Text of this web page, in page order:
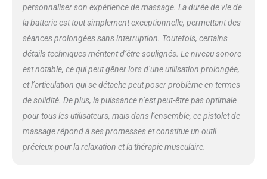
personnaliser son expérience de massage. La durée de vie de
la batterie est tout simplement exceptionnelle, permettant des
séances prolongées sans interruption. Toutefois, certains
détails techniques méritent d’être soulignés. Le niveau sonore
est notable, ce qui peut gêner lors d’une utilisation prolongée,
et l’articulation qui se détache peut poser problème en termes
de solidité. De plus, la puissance n’est peut-être pas optimale
pour tous les utilisateurs, mais dans l’ensemble, ce pistolet de
massage répond à ses promesses et constitue un outil
précieux pour la relaxation et la thérapie musculaire.